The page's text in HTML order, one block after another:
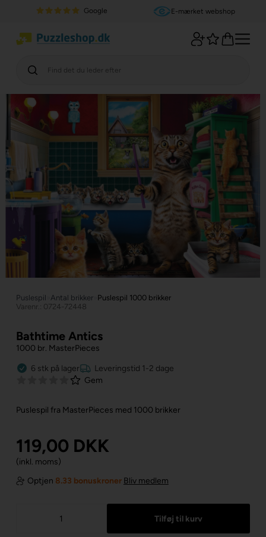
Google E-mærket webshop
Puslespil Antal brikker Puslespil 1000 brikker
Varenr.: 0724-72448
Bathtime Antics
1000 br. MasterPieces
6 stk på lager
Leveringstid 1-2 dage
Gem
Puslespil fra MasterPieces med 1000 brikker
119,00 DKK
(inkl. moms)
Optjen 8.33 bonuskroner Bliv medlem